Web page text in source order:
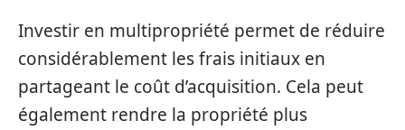
Investir en multipropriété permet de réduire
considérablement les frais initiaux en
partageant le coût d’acquisition. Cela peut
également rendre la propriété plus